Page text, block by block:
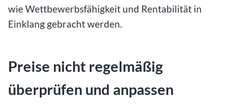
wie Wettbewerbsfähigkeit und Rentabilität in
Einklang gebracht werden.
Preise nicht regelmäßig
überprüfen und anpassen